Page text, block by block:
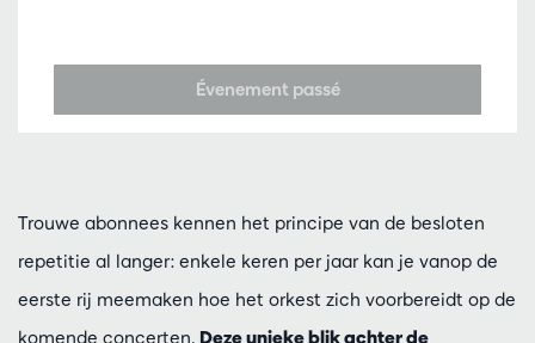
Évenement passé
Trouwe abonnees kennen het principe van de besloten
repetitie al langer: enkele keren per jaar kan je vanop de
eerste rij meemaken hoe het orkest zich voorbereidt op de
komende concerten. Deze unieke blik achter de